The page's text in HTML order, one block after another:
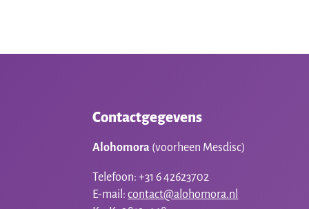
Contactgegevens
Alohomora (voorheen Mesdisc)
Telefoon: +31 6 42623702
E-mail:contact@alohomora.nl